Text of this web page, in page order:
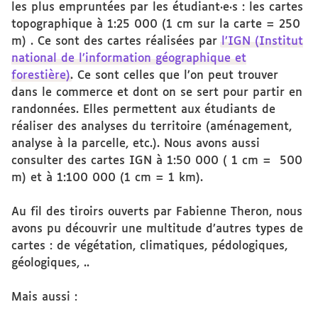
les plus empruntées par les étudiant·e·s : les cartes
topographique à 1:25 000 (1 cm sur la carte = 250
m) . Ce sont des cartes réalisées par
l’IGN (Institut
national de l’information géographique et
forestière). Ce sont celles que l’on peut trouver
dans le commerce et dont on se sert pour partir en
randonnées. Elles permettent aux étudiants de
réaliser des analyses du territoire (aménagement,
analyse à la parcelle, etc.). Nous avons aussi
consulter des cartes IGN à 1:50 000 ( 1 cm = 500
m) et à 1:100 000 (1 cm = 1 km).
Au fil des tiroirs ouverts par Fabienne Theron, nous
avons pu découvrir une multitude d’autres types de
cartes : de végétation, climatiques, pédologiques,
géologiques, ..
Mais aussi :